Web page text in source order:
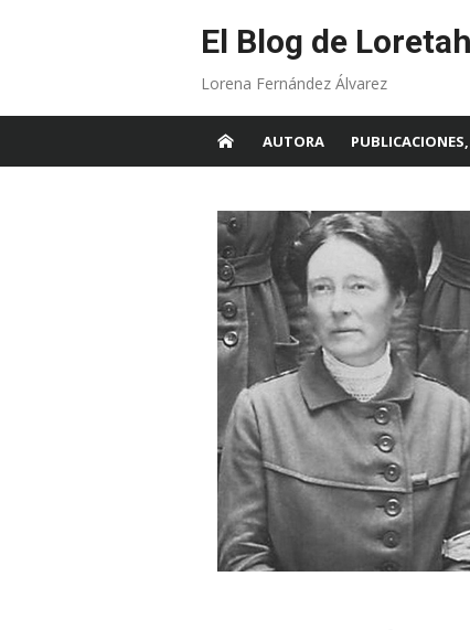
El Blog de
Lorena Fernández Álvarez
AUTORA